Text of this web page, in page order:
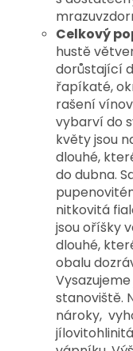
Celkový
hustě
dorůstající
řapíkaté,
rašení
vybarví do
květy jsou
dlouhé,
do dubna.
nitkovitá
jsouoříšky
dlouhé,
obalu
stanoviště.
nároky,